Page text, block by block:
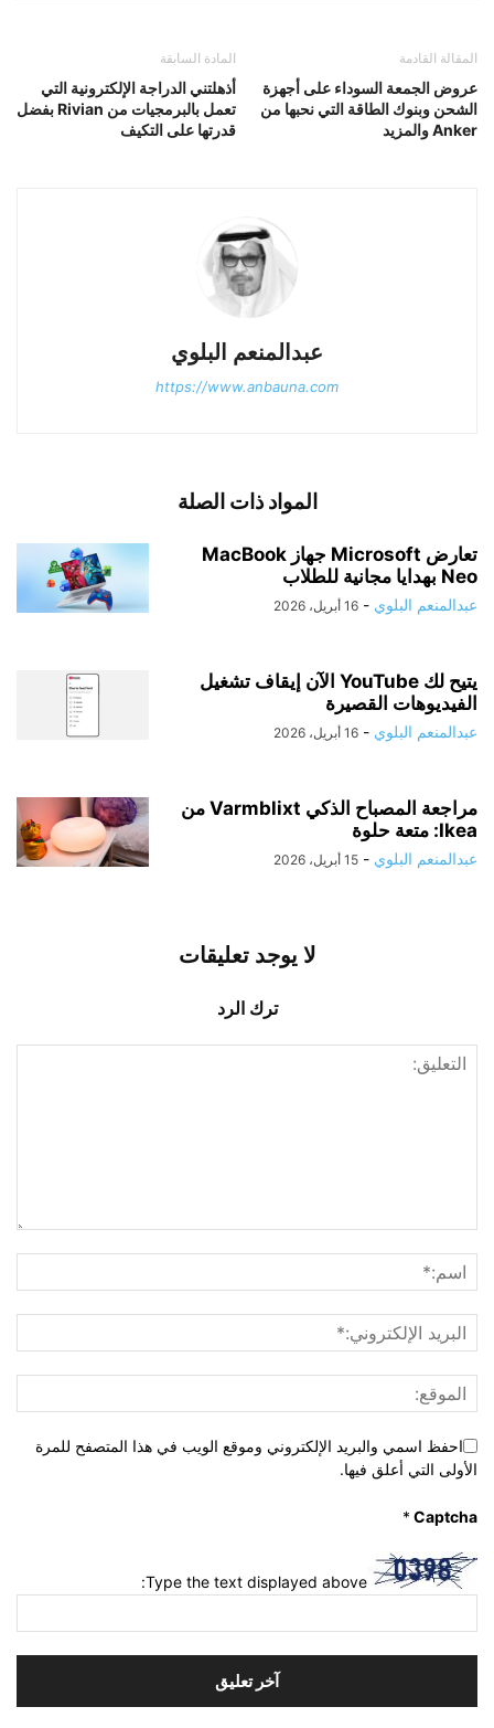
المادة السابقة
أذهلتني الدراجة الإلكترونية التي
تعمل بالبرمجيات من Rivian بفضل
قدرتها على التكيف
المقالة القادمة
عروض الجمعة السوداء على أجهزة
الشحن وبنوك الطاقة التي نحبها من
Anker والمزيد
عبدالمنعم البلوي
https://www.anbauna.com
المواد ذات الصلة
تعارض Microsoft جهاز MacBook
Neo بهدايا مجانية للطلاب
عبدالمنعم البلوي - 16 أبريل، 2026
يتيح لك YouTube الآن إيقاف تشغيل
الفيديوهات القصيرة
عبدالمنعم البلوي - 16 أبريل، 2026
مراجعة المصباح الذكي Varmblixt من
Ikea: متعة حلوة
عبدالمنعم البلوي - 15 أبريل، 2026
لا يوجد تعليقات
ترك الرد
احفظ اسمي والبريد الإلكتروني وموقع الويب في هذا المتصفح للمرة
الأولى التي أعلق فيها.
Captcha
*
Type the text displayed above: